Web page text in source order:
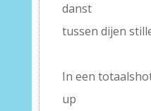
danst
tussen dijen
In een
up